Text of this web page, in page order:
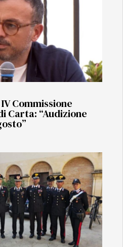
Commissione
Carta: “Audizione